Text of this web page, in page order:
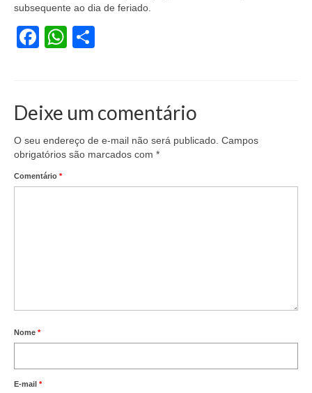
Vídeos
Links Úteis
Perguntas frequentes
EMPRESAS
subsequente ao dia de feriado.
Facebook
WhatsApp
Deixe um comentário
O seu endereço de e-mail não será publicado. Campos
obrigatórios são marcados com *
Comentário *
Nome *
E-mail *